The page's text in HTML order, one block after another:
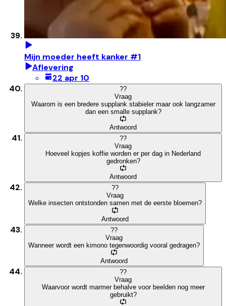
Mijn moeder heeft kanker #1
Aflevering
22 apr 10
??
Vraag
Waarom is een bredere supplank stabieler maar ook langzamer
dan een smalle supplank?
Antwoord
??
Vraag
Hoeveel kopjes koffie worden er per dag in Nederland
gedronken?
Antwoord
??
Vraag
Welke insecten ontstonden samen met de eerste bloemen?
Antwoord
??
Vraag
Wanneer wordt een kimono tegenwoordig vooral gedragen?
Antwoord
??
Vraag
Waarvoor wordt marmer behalve voor beelden nog meer
gebruikt?